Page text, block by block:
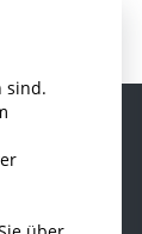
sind.